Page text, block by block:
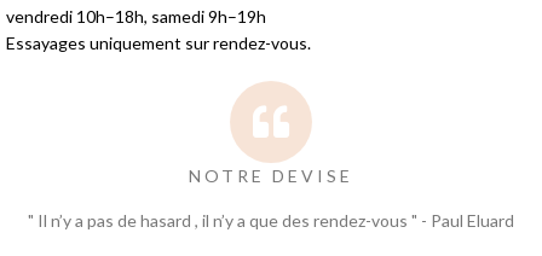
vendredi 10h–18h, samedi 9h–19h
Essayages uniquement sur rendez-vous.
NOTRE DEVISE
" Il n’y a pas de hasard , il n’y a que des rendez-vous " - Paul Eluard